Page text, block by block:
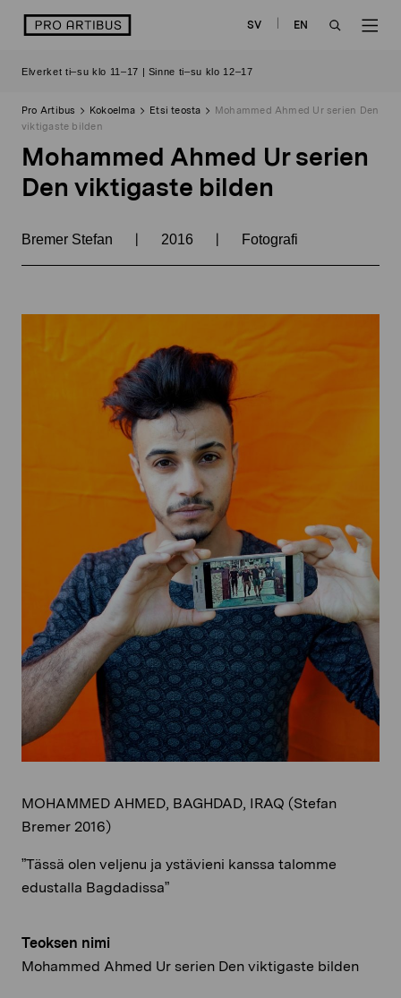
sisältöön
logo SV
EN
Elverket ti–su klo 11–17 | Sinne ti–su klo 12–17
Pro Artibus Kokoelma Etsi teosta
Mohammed Ahmed Ur serien Den
viktigaste bilden
Mohammed Ahmed Ur serien
Den viktigaste bilden
Bremer Stefan | 2016 | Fotografi
Teoksen nimi
Mohammed Ahmed Ur serien Den viktigaste bilden
MOHAMMED AHMED, BAGHDAD, IRAQ (Stefan
Bremer 2016)
”Tässä olen veljenu ja ystävieni kanssa talomme
edustalla Bagdadissa”